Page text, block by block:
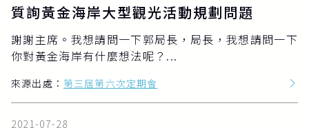
質詢黃金海岸大型觀光活動規劃問題
謝謝主席。我想請問一下郭局長，局長，我想請問一下
你對黃金海岸有什麼想法呢？...
來源出處： 第三屆第六次定期會
2021-07-28